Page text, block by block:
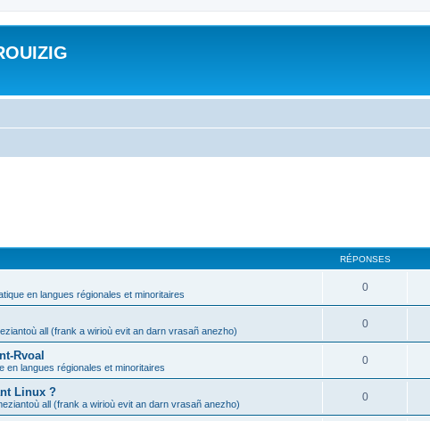
RÉPONSES
en langues régionales et minoritaires
0
all (frank a wirioù evit an darn vrasañ anezho)
0
Rvoal
en langues régionales et minoritaires
0
Linux ?
all (frank a wirioù evit an darn vrasañ anezho)
0